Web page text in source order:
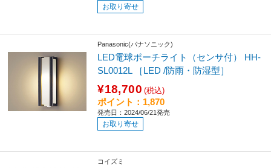
お取り寄せ
Panasonic(パナソニック)
LED電球ポーチライト（センサ付） HH-
SL0012L ［LED /防雨・防湿型］
¥18,700 (税込)
ポイント：1,870
発売日：2024/06/21発売
お取り寄せ
コイズミ